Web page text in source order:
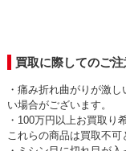
買取に際してのご注
・痛み折れ曲がりが激
い場合がございます。
・100万円以上お買取り
これらの商品は買取不可